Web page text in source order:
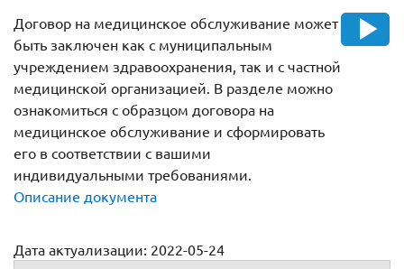
Договор на медицинское обслуживание может
быть заключен как с муниципальным
учреждением здравоохранения, так и с частной
медицинской организацией. В разделе можно
ознакомиться с образцом договора на
медицинское обслуживание и сформировать
его в соответствии с вашими
индивидуальными требованиями.
Описание документа
Дата актуализации: 2022-05-24